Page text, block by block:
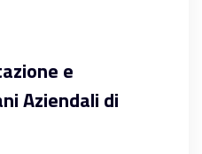
e
Aziendali di